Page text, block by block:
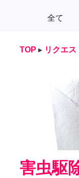
全て
TOP ▸ リクエス
害虫駆